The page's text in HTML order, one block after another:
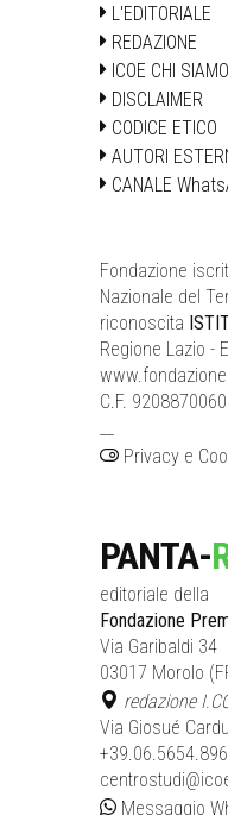
L'EDITORIALE
REDAZIONE
ICOE CHI SIAMO
DISCLAIMER
CODICE ETICO
AUTORI
CANALE
Fondazione
Nazionale del
riconoscita
Regione Lazio -
C.F.
Privacy e
PANTA-
editoriale della
Fondazione
Via Garibaldi 34
03017 Morolo
redazione
Via Giosué
Messaggio